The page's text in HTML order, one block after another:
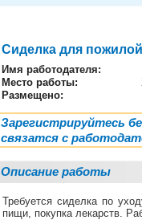
Сиделка для
Имя работодателя:
Место работы:
Размещено:
Зарегистрируйтесь
связатся с
Описание работы
Требуется сиделка по
пищи, покупка лекарств.